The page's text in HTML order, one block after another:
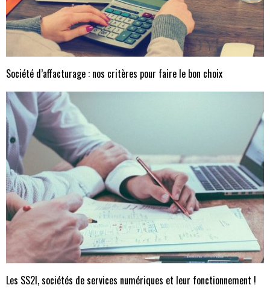
Société d’affacturage : nos critères pour faire le bon choix
Les SS2I, sociétés de services numériques et leur fonctionnement !